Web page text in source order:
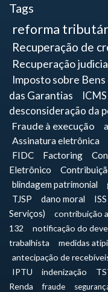
Tags
reforma
Recuperação de
Recuperação
Imposto sobre Bens
das Garantias
ICMS
desconsideração da
Fraude à execução
Assinatura eletrônica
FIDC Factoring
Eletrônico
blindagem patrimonial
TJSP
dano moral ISS
Serviços)
contribuição
132
notificação do
trabalhista
medidas
antecipação de
IPTU
indenização
Renda
fraude